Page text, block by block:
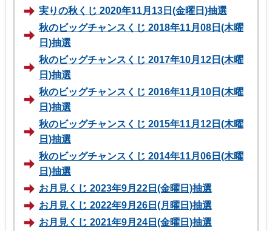
実りの秋くじ 2020年11月13日(金曜日)抽選
秋のビッグチャンスくじ 2018年11月08日(木曜
日)抽選
秋のビッグチャンスくじ 2017年10月12日(木曜
日)抽選
秋のビッグチャンスくじ 2016年11月10日(木曜
日)抽選
秋のビッグチャンスくじ 2015年11月12日(木曜
日)抽選
秋のビッグチャンスくじ 2014年11月06日(木曜
日)抽選
お月見くじ 2023年9月22日(金曜日)抽選
お月見くじ 2022年9月26日(月曜日)抽選
お月見くじ 2021年9月24日(金曜日)抽選